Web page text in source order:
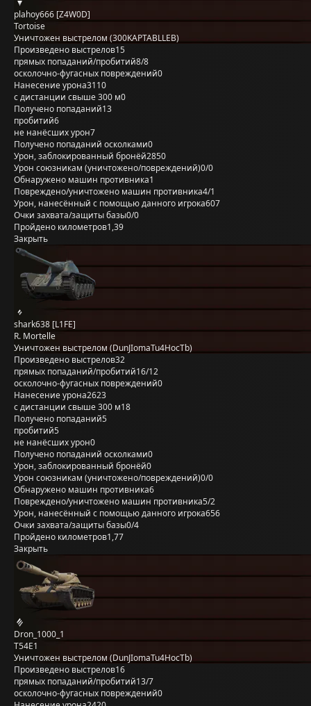
plahoy666 [Z4W0D]
Tortoise
Уничтожен выстрелом (300KAPTABLLEB)
Произведено выстрелов15
прямых попаданий/пробитий8/8
осколочно-фугасных повреждений0
Нанесение урона3110
с дистанции свыше 300 м0
Получено попаданий13
пробитий6
не нанёсших урон7
Получено попаданий осколками0
Урон, заблокированный бронёй2850
Урон союзникам (уничтожено/повреждений)0/0
Обнаружено машин противника1
Повреждено/уничтожено машин противника4/1
Урон, нанесённый с помощью данного игрока607
Очки захвата/защиты базы0/0
Пройдено километров1,39
Закрыть
shark638 [L1FE]
R. Mortelle
Уничтожен выстрелом (DunJIomaTu4HocTb)
Произведено выстрелов32
прямых попаданий/пробитий16/12
осколочно-фугасных повреждений0
Нанесение урона2623
с дистанции свыше 300 м18
Получено попаданий5
пробитий5
не нанёсших урон0
Получено попаданий осколками0
Урон, заблокированный бронёй0
Урон союзникам (уничтожено/повреждений)0/0
Обнаружено машин противника6
Повреждено/уничтожено машин противника5/2
Урон, нанесённый с помощью данного игрока656
Очки захвата/защиты базы0/4
Пройдено километров1,77
Закрыть
Dron_1000_1
T54E1
Уничтожен выстрелом (DunJIomaTu4HocTb)
Произведено выстрелов16
прямых попаданий/пробитий13/7
осколочно-фугасных повреждений0